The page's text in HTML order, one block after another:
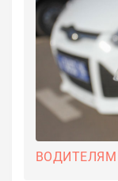
ВОДИТЕЛЯМ